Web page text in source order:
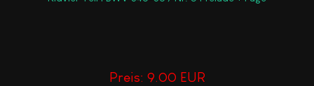
Preis: 9.00 EUR